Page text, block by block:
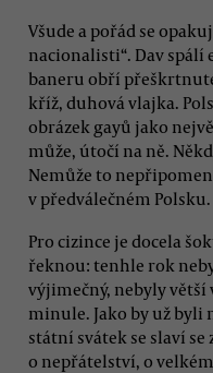
Všude a pořád se
nacionalisti“. Dav
baneru obří
kříž, duhová vlajka.
obrázek gayů jako
může, útočí na ně.
Nemůže to
v předválečném Polsku.
Pro cizince je docela
řeknou: tenhle rok
výjimečný, nebyly
minule. Jako by už byli
státní svátek se slaví
o nepřátelství, o